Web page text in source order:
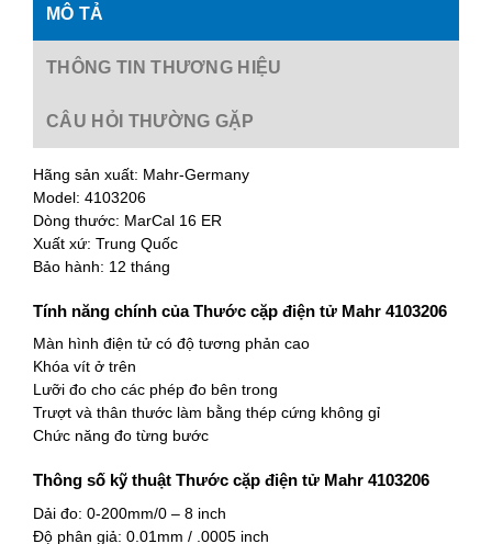
MÔ TẢ
THÔNG TIN THƯƠNG HIỆU
CÂU HỎI THƯỜNG GẶP
Hãng sản xuất: Mahr-Germany
Model: 4103206
Dòng thước: MarCal 16 ER
Xuất xứ: Trung Quốc
Bảo hành: 12 tháng
Tính năng chính của Thước cặp điện tử Mahr 4103206
Màn hình điện tử có độ tương phản cao
Khóa vít ở trên
Lưỡi đo cho các phép đo bên trong
Trượt và thân thước làm bằng thép cứng không gỉ
Chức năng đo từng bước
Thông số kỹ thuật Thước cặp điện tử Mahr 4103206
Dải đo: 0-200mm/0 – 8 inch
Độ phân giả: 0.01mm / .0005 inch